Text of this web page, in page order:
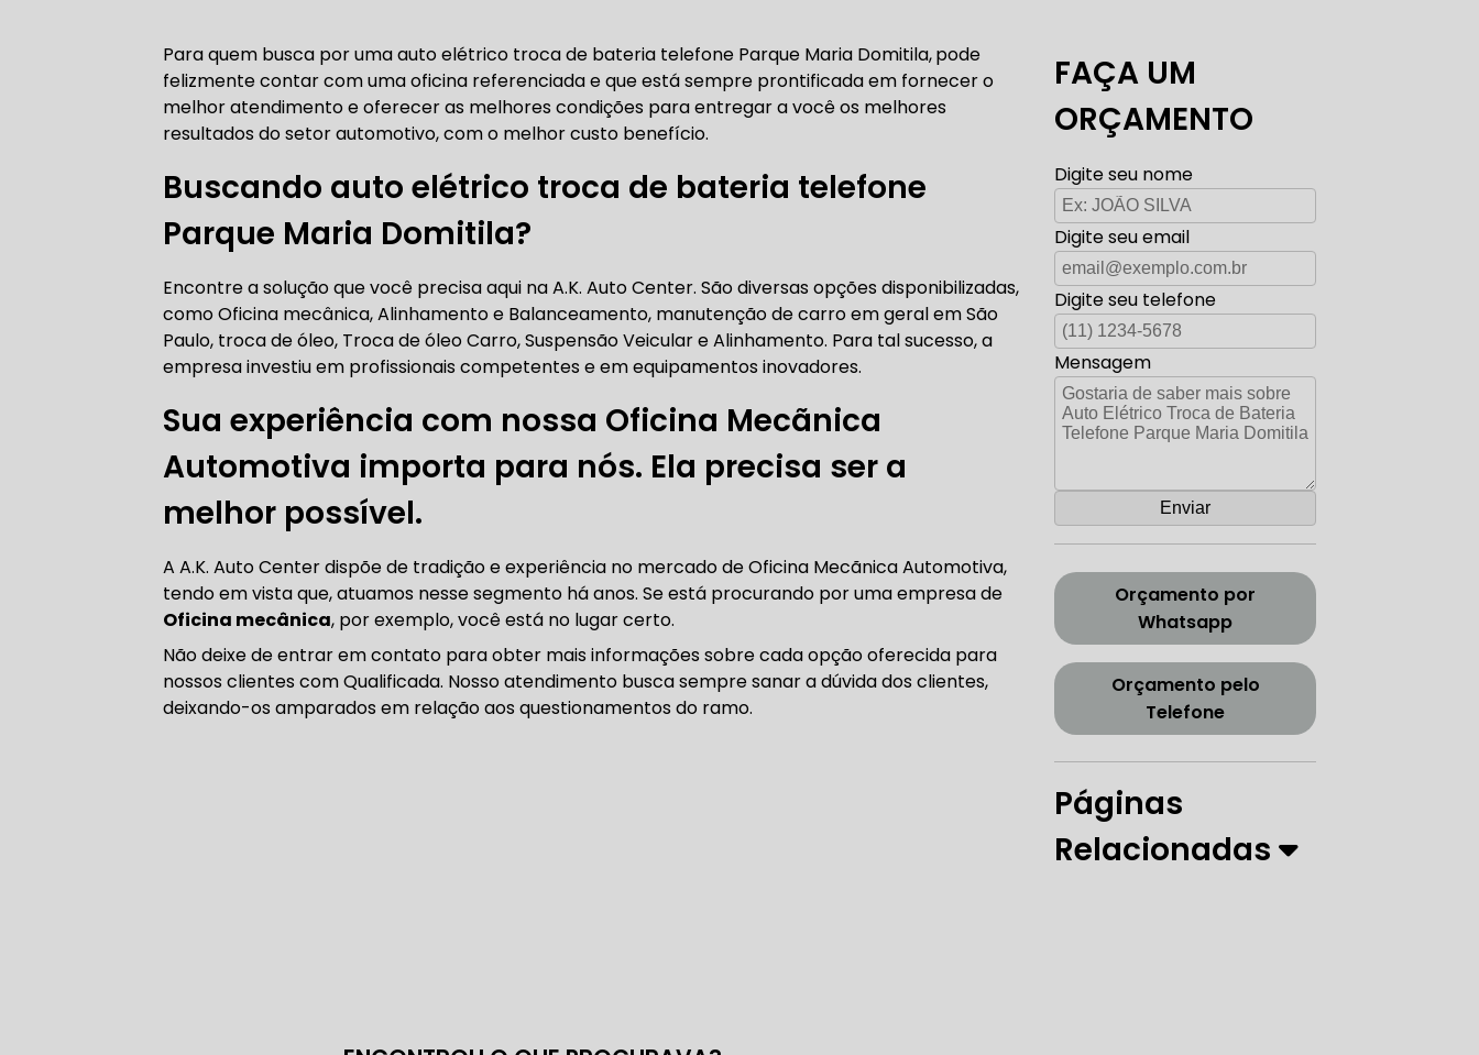
AUTO ELÉTRICA ABERTA HOJE AUTO ELÉTRICA SOCORRO AUTO ELÉTRICA CARROS ANTIGOS
AUTO ELÉTRICA PRÓXIMO DE MIM AUTO ELÉTRICA ZONA SUL
CORREIAS DENTADAS
TROCA CORREIA DENTADA CORREIA DENTADA LAND ROVER CORREIA DENTADA RANGE ROVER
TROCA DA CORREIA DENTADA DA LAND ROVER CORREIA DENTADA DISCOVERY
CORREIA DENTADA BMW CORREIA DENTADA MANUTENÇÃO CORREIA DENTADA TENSOR
CORREIA DENTADA CARRO CORREIA DENTADA SÃO PAULO CORREIA DENTADA ZONA SUL
Para quem busca por uma auto elétrico troca de bateria telefone Parque Maria Domitila,pode
felizmente contar com uma oficina referenciada e que está sempre prontificada em fornecer o
melhor atendimento e oferecer as melhores condições para entregar a você os melhores
resultados do setor automotivo, com o melhor custo benefício.
Buscando auto elétrico troca de bateria telefone
Parque Maria Domitila?
Encontre a solução que você precisa aqui na A.K. Auto Center. São diversas opções disponibilizadas,
como Oficina mecânica, Alinhamento e Balanceamento, manutenção de carro em geral em São
Paulo, troca de óleo, Troca de óleo Carro, Suspensão Veicular e Alinhamento. Para tal sucesso, a
empresa investiu em profissionais competentes e em equipamentos inovadores.
Sua experiência com nossa Oficina Mecãnica
Automotiva importa para nós. Ela precisa ser a
melhor possível.
A A.K. Auto Center dispõe de tradição e experiência no mercado de Oficina Mecãnica Automotiva,
tendo em vista que, atuamos nesse segmento há anos. Se está procurando por uma empresa de
Oficina mecânica, por exemplo, você está no lugar certo.
Não deixe de entrar em contato para obter mais informações sobre cada opção oferecida para
nossos clientes com Qualificada. Nosso atendimento busca sempre sanar a dúvida dos clientes,
deixando-os amparados em relação aos questionamentos do ramo.
FAÇA UM
ORÇAMENTO
Digite seu nome
Digite seu email
Digite seu telefone
Mensagem
Orçamento por
Whatsapp
Orçamento pelo
Telefone
Páginas
Relacionadas